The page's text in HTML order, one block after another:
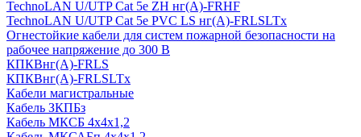
TechnoLAN U/UTP Cat 5e ZH нг(A)-FRHF
TechnoLAN U/UTP Cat 5e PVC LS нг(A)-FRLSLTx
Огнестойкие кабели для систем пожарной безопасности на
рабочее напряжение до 300 В
КПКВнг(A)-FRLS
КПКВнг(A)-FRLSLTx
Кабели магистральные
Кабель ЗКПБз
Кабель МКСБ 4х4х1,2